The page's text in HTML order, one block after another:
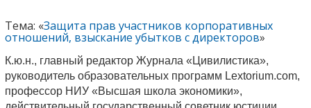
Тема: «Защита прав участников корпоративных
отношений, взыскание убытков с директоров»
К.ю.н., главный редактор Журнала «Цивилистика»,
руководитель образовательных программ Lextorium.com,
профессор НИУ «Высшая школа экономики»,